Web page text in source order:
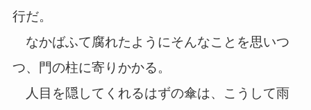
行だ。
なかばふて腐れたようにそんなことを思いつ
つ、門の柱に寄りかかる。
人目を隠してくれるはずの傘は、こうして雨